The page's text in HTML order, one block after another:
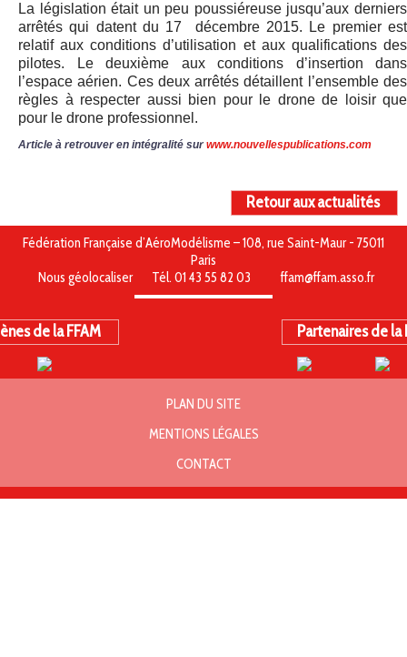
La législation était un peu poussiéreuse jusqu’aux derniers
arrêtés qui datent du 17 décembre 2015. Le premier est
relatif aux conditions d’utilisation et aux qualifications des
pilotes. Le deuxième aux conditions d’insertion dans
l’espace aérien. Ces deux arrêtés détaillent l’ensemble des
règles à respecter aussi bien pour le drone de loisir que
pour le drone professionnel.
Article à retrouver en intégralité surwww.nouvellespublications.com
Retour aux actualités
Fédération Française d’AéroModélisme – 108, rue Saint-Maur - 75011
Paris
Nous géolocaliser
Tél. 01 43 55 82 03 ffam@ffam.asso.fr
de la FFAM Partenaires de la
PLAN DU SITE
MENTIONS LÉGALES
CONTACT